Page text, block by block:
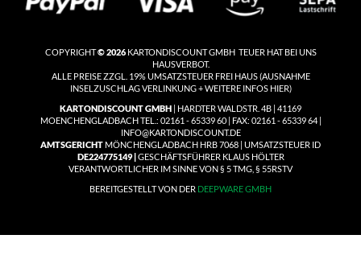
COPYRIGHT© 2026KARTONDISCOUNT GMBH TEUER HAT BEI UNS
HAUSVERBOT.
ALLE PREISE ZZGL. 19% UMSATZSTEUER FREI HAUS(AUSNAHME
INSELZUSCHLAG VERLINKUNG + WEITERE INFOS HIER)
KARTONDISCOUNT GMBH | HARDTER WALDSTR. 4B | 41169
MOENCHENGLADBACH TEL.: 02161 - 65339 60 | FAX: 02161 - 65339 64 |
INFO@KARTONDISCOUNT.DE
AMTSGERICHT MÖNCHENGLADBACH HRB 7068 | UMSATZSTEUER ID
DE224775149 |GESCHÄFTSFÜHRER KLAUS HÖLTER
VERANTWORTLICHER IM SINNE VON § 5 TMG, § 55RSTV
BEREITGESTELLT VON DER DEEPWARE GMBH